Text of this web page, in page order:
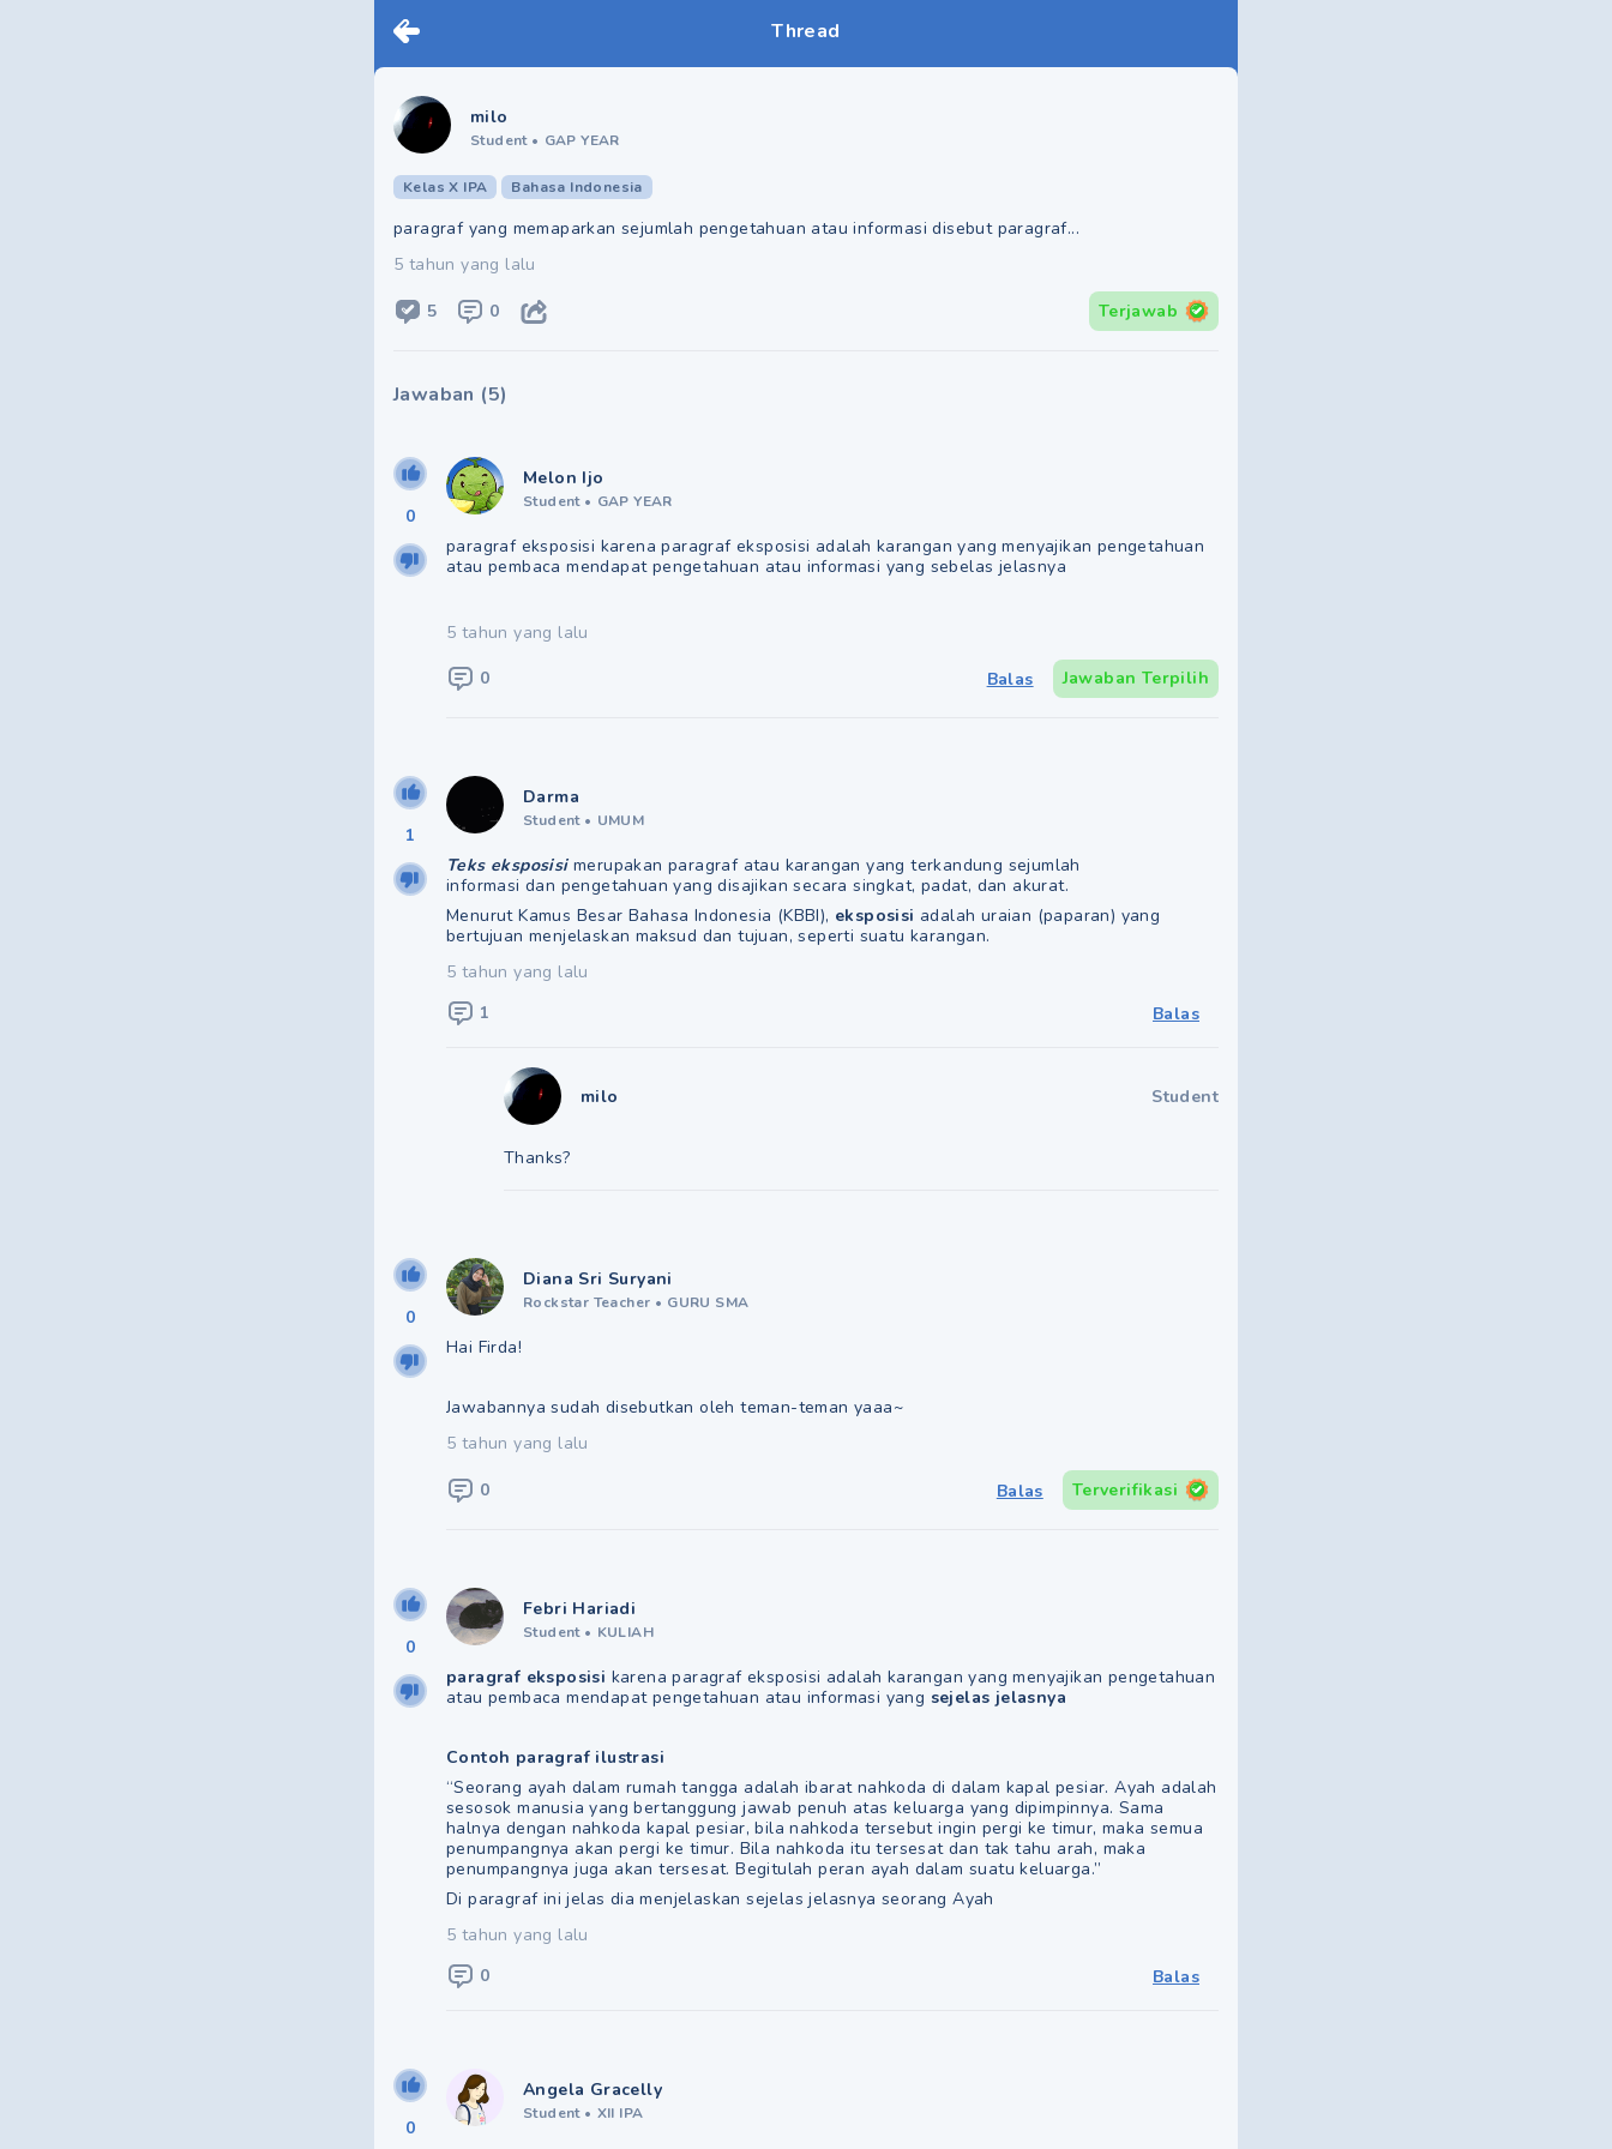
Thread
milo
Student • GAP YEAR
Kelas X IPA Bahasa Indonesia
paragraf yang memaparkan sejumlah pengetahuan atau informasi disebut paragraf...
5 tahun yang lalu
5 0 Terjawab
Jawaban (5)
0
Melon Ijo
Student • GAP YEAR
paragraf eksposisi karena paragraf eksposisi adalah karangan yang menyajikan pengetahuan
atau pembaca mendapat pengetahuan atau informasi yang sebelas jelasnya
5 tahun yang lalu
0
Balas Jawaban Terpilih
1
Darma
Student • UMUM
Teks eksposisimerupakan paragraf atau karangan yang terkandung sejumlah
informasi dan pengetahuan yang disajikan secara singkat, padat, dan akurat.
Menurut Kamus Besar Bahasa Indonesia (KBBI), eksposisi adalah uraian (paparan) yang
bertujuan menjelaskan maksud dan tujuan, seperti suatu karangan.
5 tahun yang lalu
1
Balas
milo Student
Thanks?
0
Diana Sri Suryani
Rockstar Teacher • GURU SMA
Hai Firda!
Jawabannya sudah disebutkan oleh teman-teman yaaa~
5 tahun yang lalu
0 Balas Terverifikasi
0
Febri Hariadi
Student • KULIAH
paragraf eksposisi karena paragraf eksposisi adalah karangan yang menyajikan pengetahuan
atau pembaca mendapat pengetahuan atau informasi yang sejelas jelasnya
Contoh paragraf ilustrasi
“Seorang ayah dalam rumah tangga adalah ibarat nahkoda di dalam kapal pesiar. Ayah adalah
sesosok manusia yang bertanggung jawab penuh atas keluarga yang dipimpinnya. Sama
halnya dengan nahkoda kapal pesiar, bila nahkoda tersebut ingin pergi ke timur, maka semua
penumpangnya akan pergi ke timur. Bila nahkoda itu tersesat dan tak tahu arah, maka
penumpangnya juga akan tersesat. Begitulah peran ayah dalam suatu keluarga.”
Di paragraf ini jelas dia menjelaskan sejelas jelasnya seorang Ayah
5 tahun yang lalu
0
Balas
0
Angela Gracelly
Student • XII IPA